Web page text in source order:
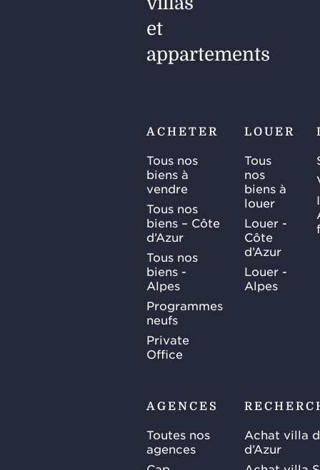
et
appartements
ACHETER
Tous nos
biens à
vendre
Tous nos
biens – Côte
d’Azur
Tous nos
biens -
Alpes
Programmes
neufs
Private
Office
LOUER
Tous
nos
biens à
louer
Louer -
Côte
d’Azur
Louer -
Alpes
AGENCES
Toutes nos
agences
Achat villa
d’Azur